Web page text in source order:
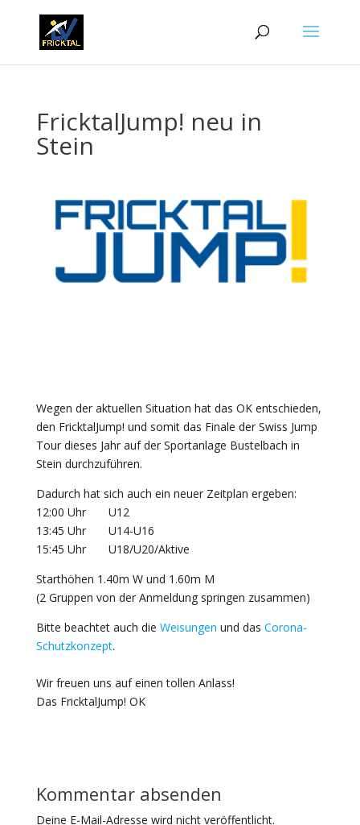
FricktalJump! neu in
Stein
Wegen der aktuellen Situation hat das OK entschieden,
den FricktalJump! und somit das Finale der Swiss Jump
Tour dieses Jahr auf der Sportanlage Bustelbach in
Stein durchzuführen.
Dadurch hat sich auch ein neuer Zeitplan ergeben:
12:00 Uhr U12
13:45 Uhr U14-U16
15:45 Uhr U18/U20/Aktive
Starthöhen 1.40m W und 1.60m M
(2 Gruppen von der Anmeldung springen zusammen)
Bitte beachtet auch die Weisungen und das Corona-
Schutzkonzept.
Wir freuen uns auf einen tollen Anlass!
Das FricktalJump! OK
Kommentar absenden
Deine E-Mail-Adresse wird nicht veröffentlicht.